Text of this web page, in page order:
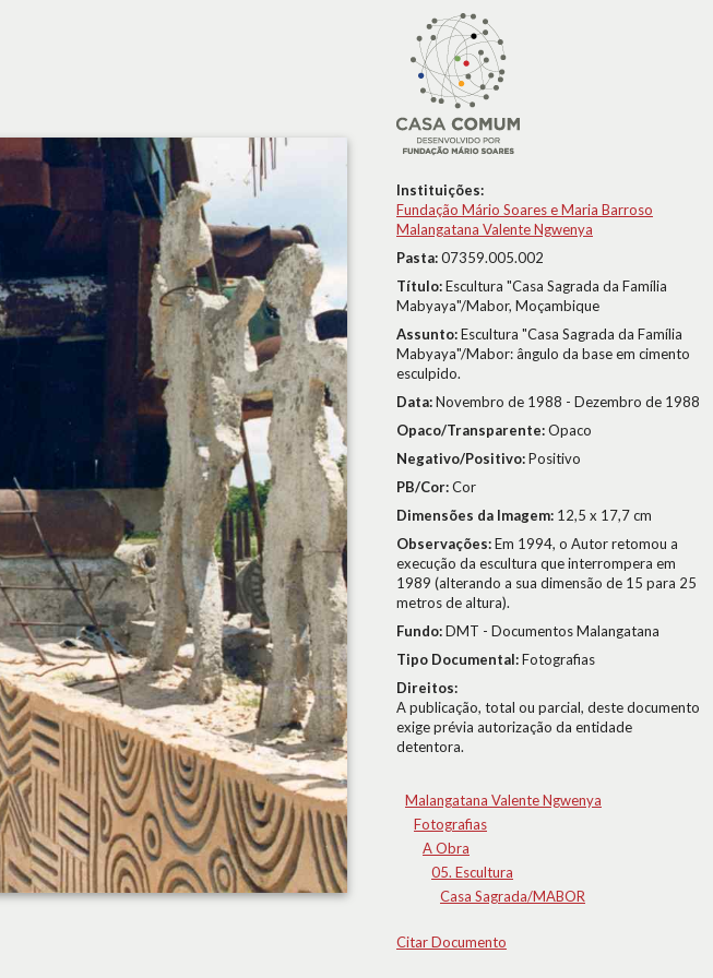
Instituições:
Fundação Mário Soares e Maria Barroso
Malangatana Valente Ngwenya
Pasta:07359.005.002
Título:Escultura "Casa Sagrada da Família
Mabyaya"/Mabor, Moçambique
Assunto:Escultura "Casa Sagrada da Família
Mabyaya"/Mabor: ângulo da base em cimento
esculpido.
Data:Novembro de 1988 - Dezembro de 1988
Opaco/Transparente:Opaco
Negativo/Positivo:Positivo
PB/Cor:Cor
Dimensões da Imagem: 12,5 x 17,7 cm
Observações:Em 1994, o Autor retomou a
execução da escultura que interrompera em
1989 (alterando a sua dimensão de 15 para 25
metros de altura).
Fundo:DMT - Documentos Malangatana
Tipo Documental:Fotografias
Direitos:
A publicação, total ou parcial, deste documento
exige prévia autorização da entidade
detentora.
Malangatana Valente Ngwenya
Fotografias
A Obra
05. Escultura
Casa Sagrada/MABOR
Citar Documento